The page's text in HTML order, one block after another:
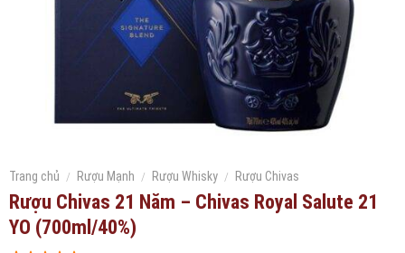
Trang chủ / Rượu Mạnh / Rượu Whisky / Rượu Chivas
Rượu Chivas 21 Năm – Chivas Royal Salute 21
YO (700ml/40%)